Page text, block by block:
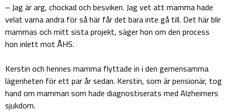
– Jag är arg, chockad och besviken. Jag vet att mamma hade
velat varna andra för så här får det bara inte gå till. Det här blir
mammas och mitt sista projekt, säger hon om den process
hon inlett mot ÅHS.
Kerstin och hennes mamma flyttade in i den gemensamma
lägenheten för ett par år sedan. Kerstin, som är pensionär, tog
hand om mamman som hade diagnostiserats med Alzheimers
sjukdom.